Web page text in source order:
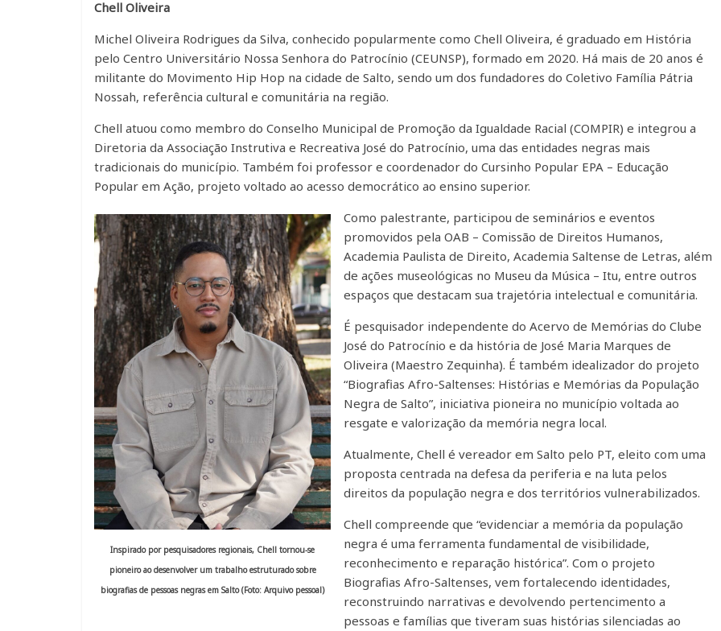
Chell Oliveira
Michel Oliveira Rodrigues da Silva, conhecido popularmente como Chell Oliveira, é graduado em História
pelo Centro Universitário Nossa Senhora do Patrocínio (CEUNSP), formado em 2020. Há mais de 20 anos é
militante do Movimento Hip Hop na cidade de Salto, sendo um dos fundadores do Coletivo Família Pátria
Nossah, referência cultural e comunitária na região.
Chell atuou como membro do Conselho Municipal de Promoção da Igualdade Racial (COMPIR) e integrou a
Diretoria da Associação Instrutiva e Recreativa José do Patrocínio, uma das entidades negras mais
tradicionais do município. Também foi professor e coordenador do Cursinho Popular EPA – Educação
Popular em Ação, projeto voltado ao acesso democrático ao ensino superior.
Inspirado por pesquisadores regionais, Chell tornou-se
pioneiro ao desenvolver um trabalho estruturado sobre
biografias de pessoas negras em Salto (Foto: Arquivo pessoal)
Como palestrante, participou de seminários e eventos
promovidos pela OAB – Comissão de Direitos Humanos,
Academia Paulista de Direito, Academia Saltense de Letras, além
de ações museológicas no Museu da Música – Itu, entre outros
espaços que destacam sua trajetória intelectual e comunitária.
É pesquisador independente do Acervo de Memórias do Clube
José do Patrocínio e da história de José Maria Marques de
Oliveira (Maestro Zequinha). É também idealizador do projeto
“Biografias Afro-Saltenses: Histórias e Memórias da População
Negra de Salto”, iniciativa pioneira no município voltada ao
resgate e valorização da memória negra local.
Atualmente, Chell é vereador em Salto pelo PT, eleito com uma
proposta centrada na defesa da periferia e na luta pelos
direitos da população negra e dos territórios vulnerabilizados.
Chell compreende que “evidenciar a memória da população
negra é uma ferramenta fundamental de visibilidade,
reconhecimento e reparação histórica”. Com o projeto
Biografias Afro-Saltenses, vem fortalecendo identidades,
reconstruindo narrativas e devolvendo pertencimento a
pessoas e famílias que tiveram suas histórias silenciadas ao